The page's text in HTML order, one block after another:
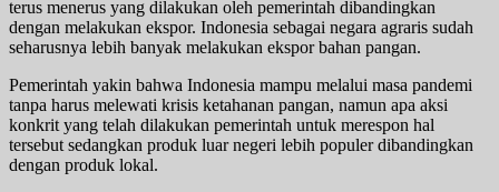
terus menerus yang dilakukan oleh pemerintah dibandingkan
dengan melakukan ekspor. Indonesia sebagai negara agraris sudah
seharusnya lebih banyak melakukan ekspor bahan pangan.
Pemerintah yakin bahwa Indonesia mampu melalui masa pandemi
tanpa harus melewati krisis ketahanan pangan, namun apa aksi
konkrit yang telah dilakukan pemerintah untuk merespon hal
tersebut sedangkan produk luar negeri lebih populer dibandingkan
dengan produk lokal.